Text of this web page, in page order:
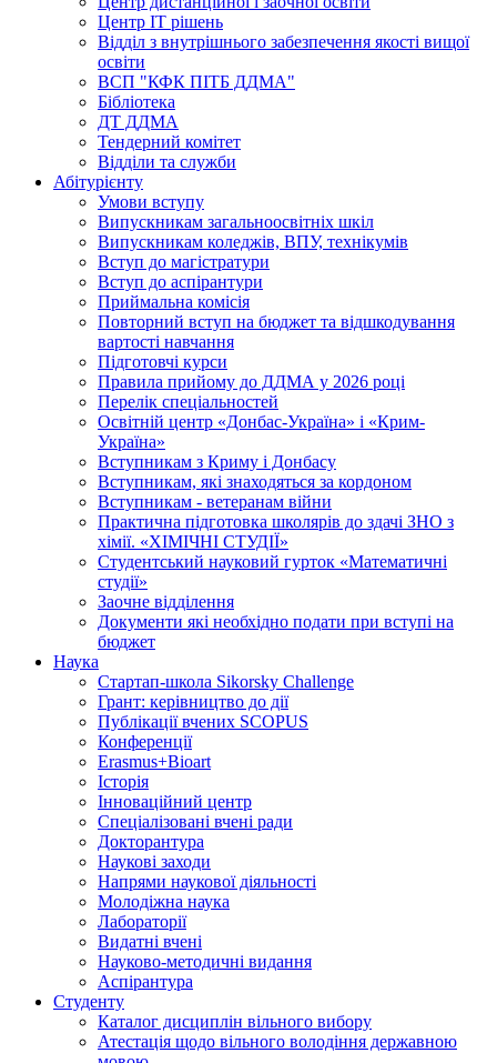
Центр ІТ рішень
Відділ з внутрішнього забезпечення якості вищої
освіти
ВСП "КФК ПІТБ ДДМА"
Бібліотека
ДТ ДДМА
Тендерний комітет
Відділи та служби
Абітурієнту
Умови вступу
Випускникам загальноосвітніх шкіл
Випускникам коледжів, ВПУ, технікумів
Вступ до магістратури
Вступ до аспірантури
Приймальна комісія
Повторний вступ на бюджет та відшкодування
вартості навчання
Підготовчі курси
Правила прийому до ДДМА у 2026 році
Перелік спеціальностей
Освітній центр «Донбас-Україна» і «Крим-
Україна»
Вступникам з Криму і Донбасу
Вступникам, які знаходяться за кордоном
Вступникам - ветеранам війни
Практична підготовка школярів до здачі ЗНО з
хімії. «ХІМІЧНІ СТУДІЇ»
Студентський науковий гурток «Математичні
студії»
Заочне відділення
Документи які необхідно подати при вступі на
бюджет
Наука
Стартап-школа Sikorsky Challenge
Грант: керівництво до дії
Публікації вчених SCOPUS
Конференції
Erasmus+Bioart
Історія
Інноваційний центр
Спеціалізовані вчені ради
Докторантура
Наукові заходи
Напрями наукової діяльності
Молодіжна наука
Лабораторії
Видатні вчені
Науково-методичні видання
Аспірантура
Студенту
Каталог дисциплін вільного вибору
Атестація щодо вільного володіння державною